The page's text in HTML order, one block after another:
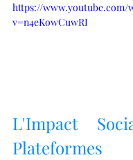
https://www.youtube.com/
v=n4eKowCuwRI
L'Impact